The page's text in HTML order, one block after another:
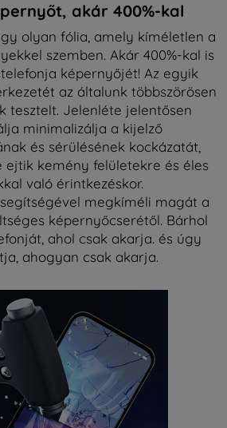
akár 400%-kal
olyan fólia, amely kíméletlen a
szemben. Akár 400%-kal is
képernyőjét! Az egyik
az általunk többszörösen
tesztelt. Jelenléte jelentősen
minimalizálja a kijelző
és sérülésének kockázatát,
kemény felületekre és éles
való érintkezéskor.
megkíméli magát a
képernyőcserétől. Bárhol
ahol csak akarja. és úgy
ahogyan csak akarja.